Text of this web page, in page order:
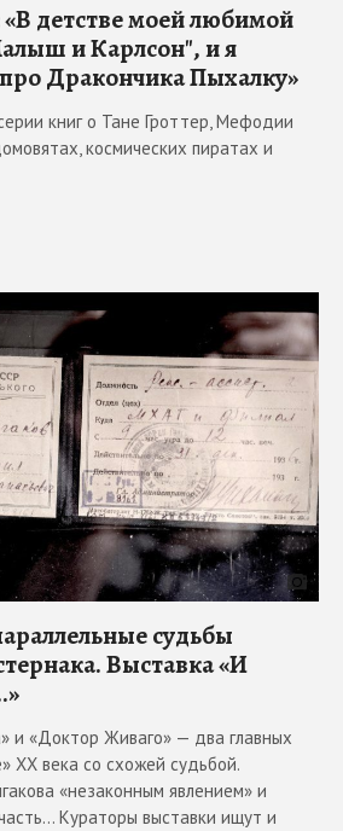
детстве моей любимой
и Карлсон", и я
Дракончика Пыхалку»
книг о Тане Гроттер, Мефодии
космических пиратах и
судьбы
Выставка «И
и «Доктор Живаго» — два главных
ХХ века со схожей судьбой.
«незаконным явлением» и
Кураторы выставки ищут и